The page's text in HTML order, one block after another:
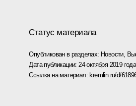
Статус материала
Опубликован в разделах: Новости,
Дата публикации: 24 октября 2019
Ссылка на материал: kremlin.ru/d/